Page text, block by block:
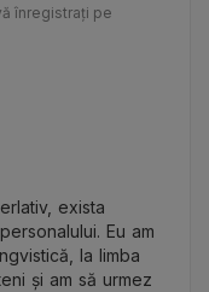
înregistrați pe
exista
Eu am
la limba
și am să urmez